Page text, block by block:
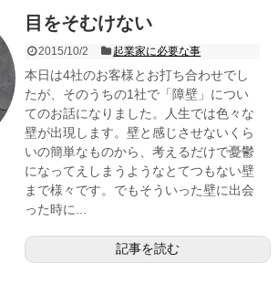
目をそむけない
2015/10/2 起業家に必要な事
本日は4社のお客様とお打ち合わせでし
たが、そのうちの1社で「障壁」につい
てのお話になりました。人生では色々な
壁が出現します。壁と感じさせないくら
いの簡単なものから、考えるだけで憂鬱
になってえしまうようなとてつもない壁
まで様々です。でもそういった壁に出会
った時に...
記事を読む